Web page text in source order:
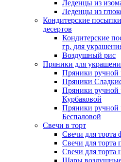
Леденцы из
Леденцы из
Кондитерские
десертов
Кондитерские
гр. для
Воздушный рис
Пряники для
Пряники ручной
Пряники
Пряники ручной
Курбаковой
Пряники
Беспаловой
Свечи в торт
Свечи для торта
Свечи для торта
Свечи для торта
Шары